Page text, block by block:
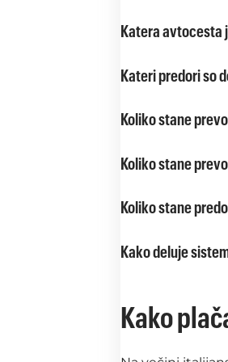
Katera avtocesta
Kateri predori so
Koliko stane
Koliko stane
Koliko stane
Kako deluje
Kako